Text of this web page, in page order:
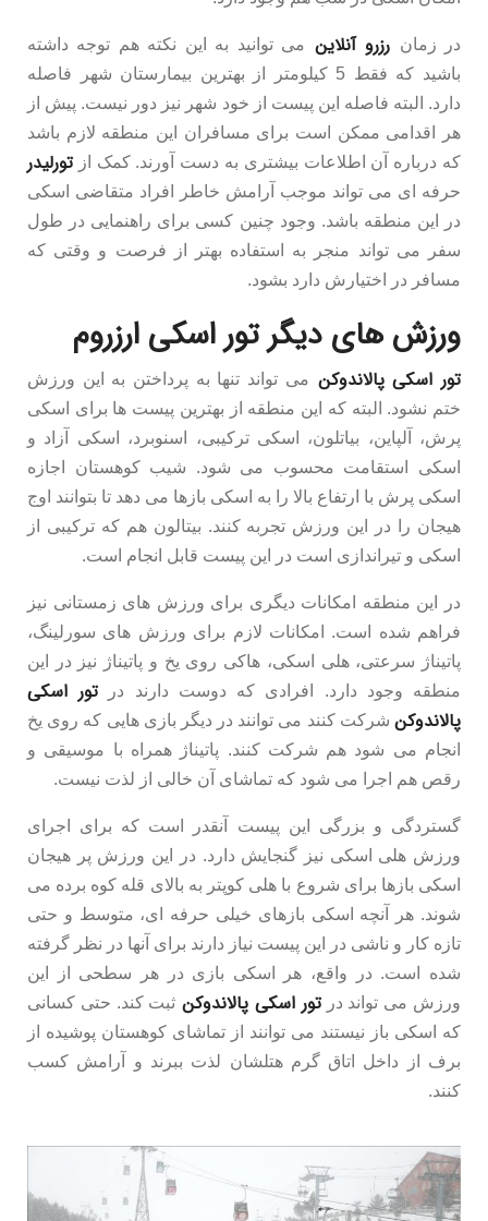
در زمان رزرو آنلاین می توانید به این نکته هم توجه داشته
باشید که فقط 5 کیلومتر از بهترین بیمارستان شهر فاصله
دارد. البته فاصله این پیست از خود شهر نیز دور نیست. پیش از
هر اقدامی ممکن است برای مسافران این منطقه لازم باشد
که درباره آن اطلاعات بیشتری به دست آورند. کمک ازتورلیدر
حرفه ای می تواند موجب آرامش خاطر افراد متقاضی اسکی
در این منطقه باشد. وجود چنین کسی برای راهنمایی در طول
سفر می تواند منجر به استفاده بهتر از فرصت و وقتی که
مسافر در اختیارش دارد بشود.
ورزش های دیگر تور اسکی ارزروم
تور اسکی پالاندوکن می تواند تنها به پرداختن به این ورزش
ختم نشود. البته که این منطقه از بهترین پیست ها برای اسکی
پرش، آلپاین، بیاتلون، اسکی ترکیبی، اسنوبرد، اسکی آزاد و
اسکی استقامت محسوب می شود. شیب کوهستان اجازه
اسکی پرش با ارتفاع بالا را به اسکی بازها می دهد تا بتوانند اوج
هیجان را در این ورزش تجربه کنند. بیتالون هم که ترکیبی از
اسکی و تیراندازی است در این پیست قابل انجام است.
در این منطقه امکانات دیگری برای ورزش های زمستانی نیز
فراهم شده است. امکانات لازم برای ورزش های سورلینگ،
پاتیناژ سرعتی، هلی اسکی، هاکی روی یخ و پاتیناژ نیز در این
منطقه وجود دارد. افرادی که دوست دارند درتور اسکی
پالاندوکن شرکت کنند می توانند در دیگر بازی هایی که روی یخ
انجام می شود هم شرکت کنند. پاتیناژ همراه با موسیقی و
رقص هم اجرا می شود که تماشای آن خالی از لذت نیست.
گستردگی و بزرگی این پیست آنقدر است که برای اجرای
ورزش هلی اسکی نیز گنجایش دارد. در این ورزش پر هیجان
اسکی بازها برای شروع با هلی کوپتر به بالای قله کوه برده می
شوند. هر آنچه اسکی بازهای خیلی حرفه ای، متوسط و حتی
تازه کار و ناشی در این پیست نیاز دارند برای آنها در نظر گرفته
شده است. در واقع، هر اسکی بازی در هر سطحی از این
ورزش می تواند درتور اسکی پالاندوکن ثبت کند. حتی کسانی
که اسکی باز نیستند می توانند از تماشای کوهستان پوشیده از
برف از داخل اتاق گرم هتلشان لذت ببرند و آرامش کسب
کنند.